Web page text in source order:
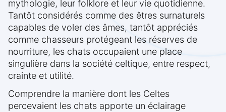
mythologie, leur folklore et leur vie quotidienne.
Tantôt considérés comme des êtres surnaturels
capables de voler des âmes, tantôt appréciés
comme chasseurs protégeant les réserves de
nourriture, les chats occupaient une place
singulière dans la société celtique, entre respect,
crainte et utilité.
Comprendre la manière dont les Celtes
percevaient les chats apporte un éclairage